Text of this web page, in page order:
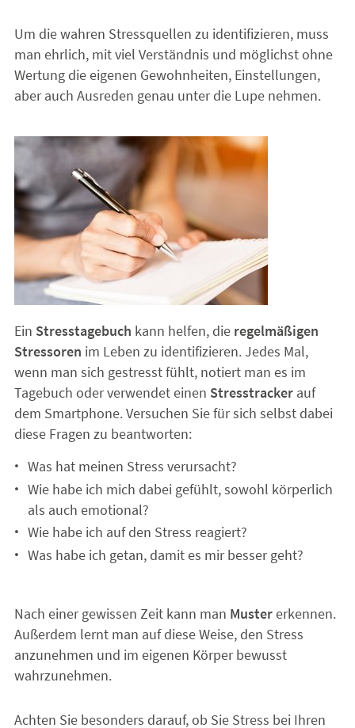
Um die wahren Stressquellen zu identifizieren, muss
man ehrlich, mit viel Verständnis und möglichst ohne
Wertung die eigenen Gewohnheiten, Einstellungen,
aber auch Ausreden genau unter die Lupe nehmen.
Ein Stresstagebuch kann helfen, die regelmäßigen
Stressoren im Leben zu identifizieren. Jedes Mal,
wenn man sich gestresst fühlt, notiert man es im
Tagebuch oder verwendet einen Stresstracker auf
dem Smartphone. Versuchen Sie für sich selbst dabei
diese Fragen zu beantworten:
Was hat meinen Stress verursacht?
Wie habe ich mich dabei gefühlt, sowohl körperlich
als auch emotional?
Wie habe ich auf den Stress reagiert?
Was habe ich getan, damit es mir besser geht?
Nach einer gewissen Zeit kann man Mustererkennen.
Außerdem lernt man auf diese Weise, den Stress
anzunehmen und im eigenen Körper bewusst
wahrzunehmen.
Achten Sie besonders darauf, ob Sie Stress bei Ihren